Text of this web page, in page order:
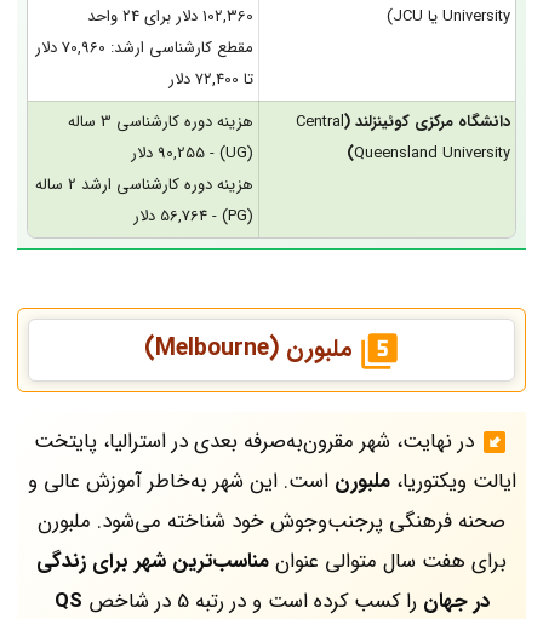
University یا JCU)
102,360 دلار برای 24 واحد
مقطع کارشناسی ارشد: 70,960 دلار
تا 72,400 دلار
دانشگاه مرکزی کوئینزلند (Central
Queensland University
)
هزینه دوره کارشناسی 3 ساله
(UG) - 90,255 دلار
هزینه دوره کارشناسی ارشد 2 ساله
(PG) - 56,764 دلار
ملبورن (Melbourne)
در نهایت، شهر مقرون‌به‌صرفه بعدی در استرالیا، پایتخت
ایالت ویکتوریا،ملبورن است. این شهر به‌خاطر آموزش عالی و
صحنه فرهنگی پرجنب‌وجوش خود شناخته می‌شود. ملبورن
برای هفت سال متوالی عنوانمناسب‌ترین شهر برای زندگی
در جهان را کسب کرده است و در رتبه 5 در شاخص
QS